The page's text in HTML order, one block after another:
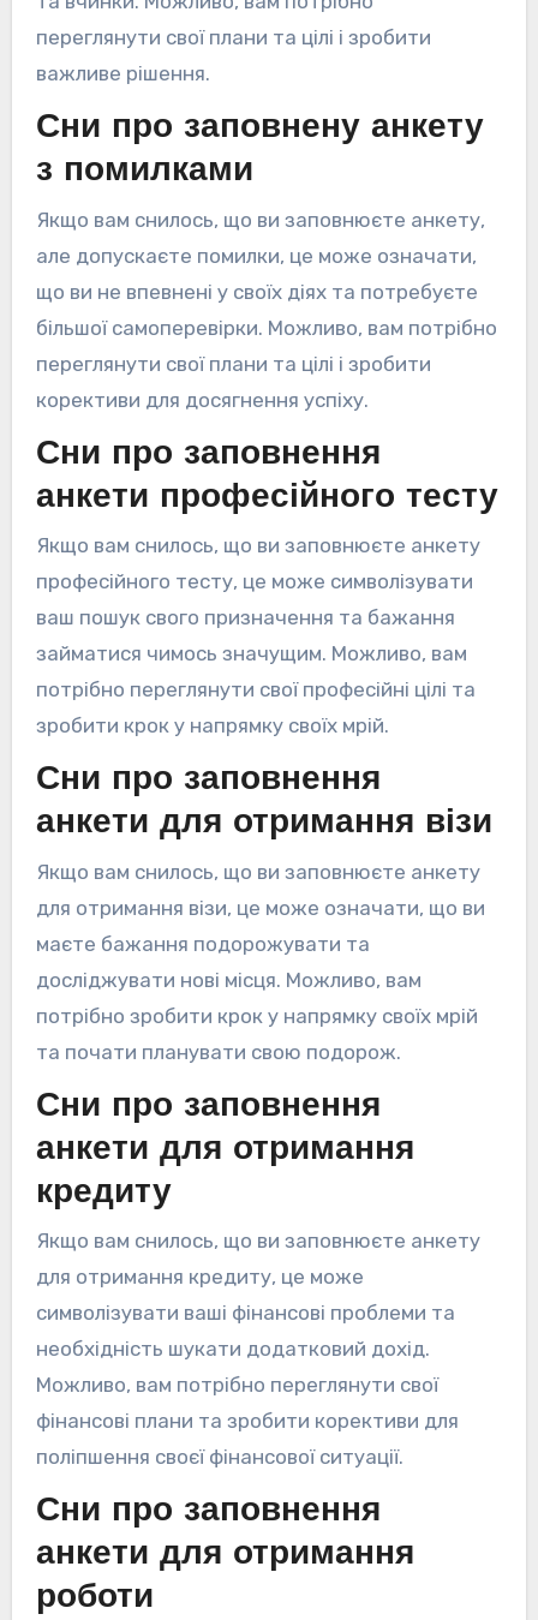
переглянути свої плани та цілі і зробити
важливе рішення.
Сни про заповнену анкету
з помилками
Якщо вам снилось, що ви заповнюєте анкету,
але допускаєте помилки, це може означати,
що ви не впевнені у своїх діях та потребуєте
більшої самоперевірки. Можливо, вам потрібно
переглянути свої плани та цілі і зробити
корективи для досягнення успіху.
Сни про заповнення
анкети професійного тесту
Якщо вам снилось, що ви заповнюєте анкету
професійного тесту, це може символізувати
ваш пошук свого призначення та бажання
займатися чимось значущим. Можливо, вам
потрібно переглянути свої професійні цілі та
зробити крок у напрямку своїх мрій.
Сни про заповнення
анкети для отримання візи
Якщо вам снилось, що ви заповнюєте анкету
для отримання візи, це може означати, що ви
маєте бажання подорожувати та
досліджувати нові місця. Можливо, вам
потрібно зробити крок у напрямку своїх мрій
та почати планувати свою подорож.
Сни про заповнення
анкети для отримання
кредиту
Якщо вам снилось, що ви заповнюєте анкету
для отримання кредиту, це може
символізувати ваші фінансові проблеми та
необхідність шукати додатковий дохід.
Можливо, вам потрібно переглянути свої
фінансові плани та зробити корективи для
поліпшення своєї фінансової ситуації.
Сни про заповнення
анкети для отримання
роботи